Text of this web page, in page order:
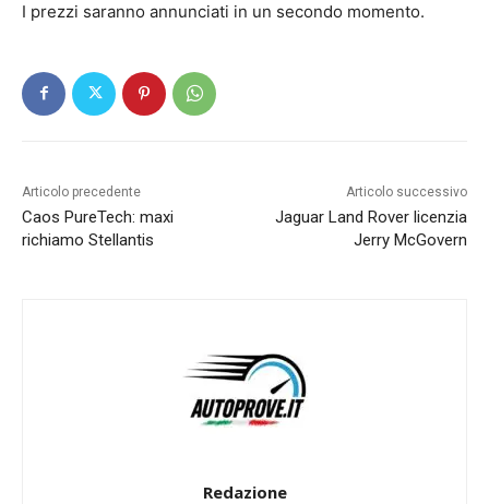
I prezzi saranno annunciati in un secondo momento.
Articolo precedente
Caos PureTech: maxi
richiamo Stellantis
Articolo successivo
Jaguar Land Rover licenzia
Jerry McGovern
Redazione